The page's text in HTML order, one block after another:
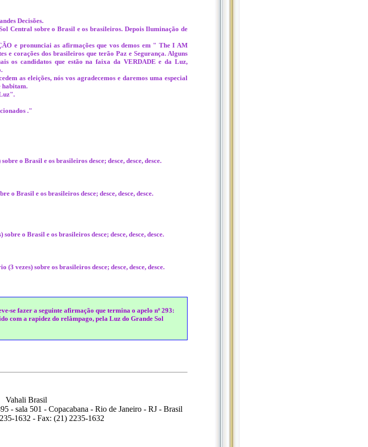
Decisões.
Central sobre o Brasil e os brasileiros. Depois Iluminação de
e pronunciai as afirmações que vos demos em " The I AM
e corações dos brasileiros que terão Paz e Segurança. Alguns
os candidatos que estão na faixa da VERDADE e da Luz,
as eleições, nós vos agradecemos e daremos uma especial
habitam.
."
o Brasil e os brasileiros desce; desce, desce, desce.
o Brasil e os brasileiros desce; desce, desce, desce.
o Brasil e os brasileiros desce; desce, desce, desce.
vezes) sobre os brasileiros desce; desce, desce, desce.
se fazer a seguinte afirmação que termina o apelo nº 293:
com a rapidez do relâmpago, pela Luz do Grande Sol
Vahali Brasil
- sala 501 - Copacabana - Rio de Janeiro - RJ - Brasil
1632 - Fax: (21) 2235-1632